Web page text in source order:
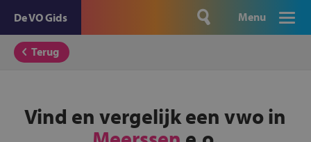
De VO Gids Menu
Terug
Vind en vergelijk een vwo in